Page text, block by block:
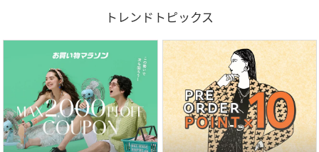
トレンドトピックス